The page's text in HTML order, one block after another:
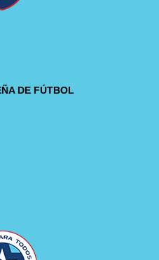
DE FÚTBOL